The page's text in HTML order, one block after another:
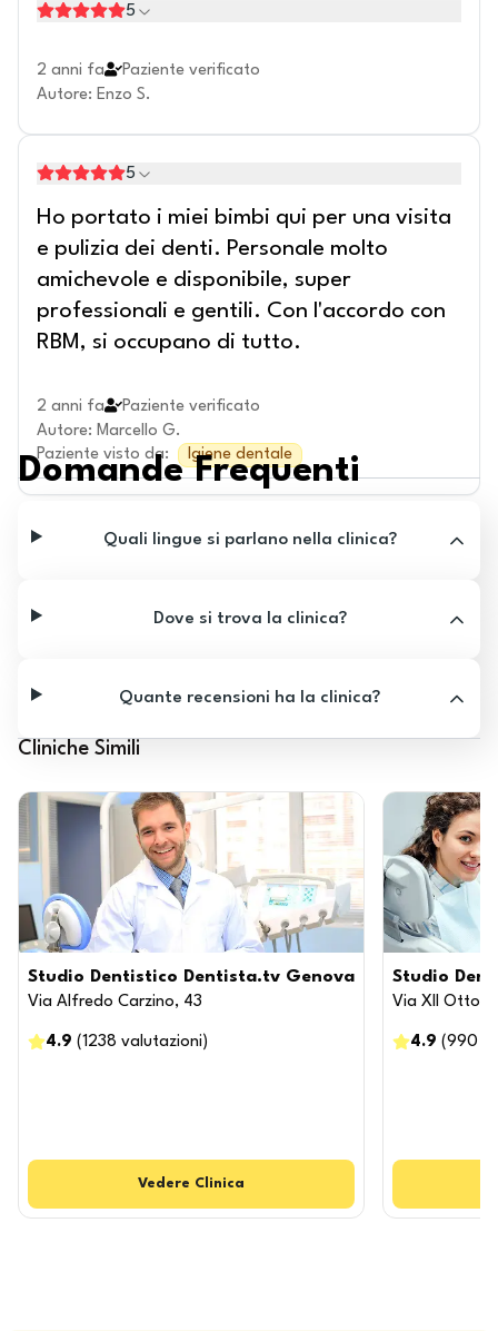
5
2 anni fa
Paziente verificato
Autore: Enzo S.
5
Ho portato i miei bimbi qui per una visita
e pulizia dei denti. Personale molto
amichevole e disponibile, super
professionali e gentili. Con l'accordo con
RBM, si occupano di tutto.
2 anni fa
Paziente verificato
Autore: Marcello G.
Paziente visto da: Igiene dentale
Domande Frequenti
Quali lingue si parlano nella clinica?
Dove si trova la clinica?
Quante recensioni ha la clinica?
Cliniche Simili
Studio Dentistico Dentista.tv Genova
Via Alfredo Carzino, 43
4.9 (1238 valutazioni )
Vedere Clinica
Studio
Via XII
4.9 (990